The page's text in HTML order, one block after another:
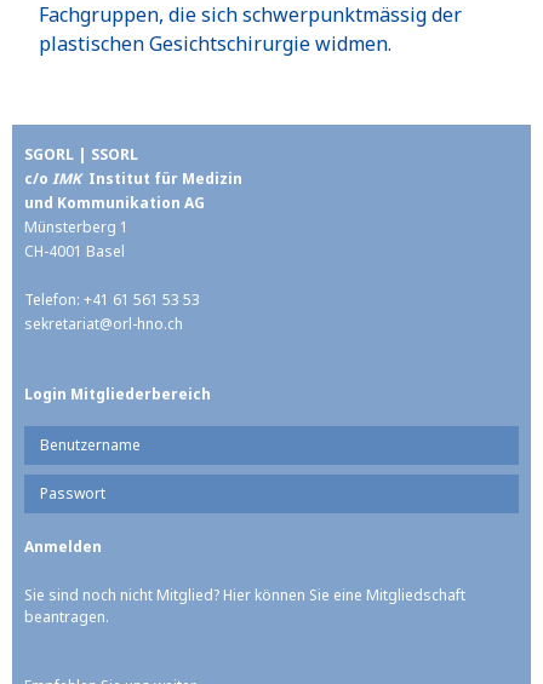
Fachgruppen, die sich schwerpunktmässig der
plastischen Gesichtschirurgie widmen.
SGORL | SSORL
c/o IMKInstitut für Medizin
und Kommunikation AG
Münsterberg 1
CH-4001 Basel
Telefon: +41 61 561 53 53
sekretariat@orl-hno.ch
Login Mitgliederbereich
Sie sind noch nicht Mitglied? Hier können Sie eine Mitgliedschaft
beantragen.